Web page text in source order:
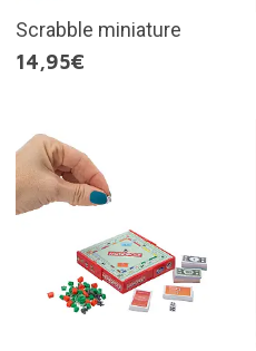
Scrabble miniature
14,95€